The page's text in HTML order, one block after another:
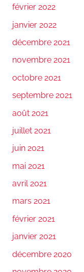
février 2022
janvier 2022
décembre 2021
novembre 2021
octobre 2021
septembre 2021
août 2021
juillet 2021
juin 2021
mai 2021
avril 2021
mars 2021
février 2021
janvier 2021
décembre 2020